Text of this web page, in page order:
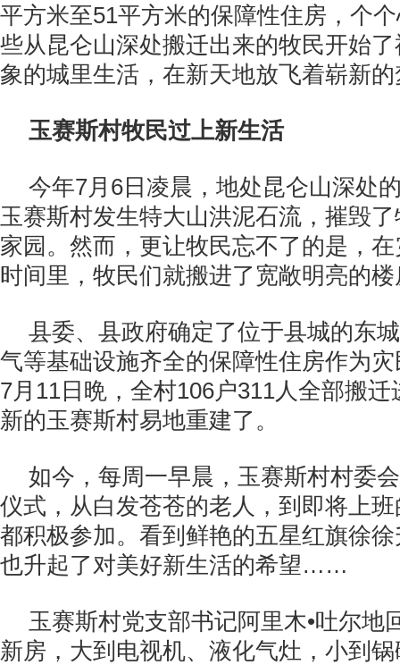
平方米至51平方米的保障性住房，个
些从昆仑山深处搬迁出来的牧民开始
象的城里生活，在新天地放飞着崭新
玉赛斯村牧民过上新生活
今年7月6日凌晨，地处昆仑山深处
玉赛斯村发生特大山洪泥石流，摧毁
家园。然而，更让牧民忘不了的是，
时间里，牧民们就搬进了宽敞明亮的
县委、县政府确定了位于县城的东
气等基础设施齐全的保障性住房作为
7月11日晩，全村106户311人全部搬
新的玉赛斯村易地重建了。
如今，每周一早晨，玉赛斯村村委
仪式，从白发苍苍的老人，到即将上
都积极参加。看到鲜艳的五星红旗徐
也升起了对美好新生活的希望……
玉赛斯村党支部书记阿里木•吐尔地
新房，大到电视机、液化气灶，小到